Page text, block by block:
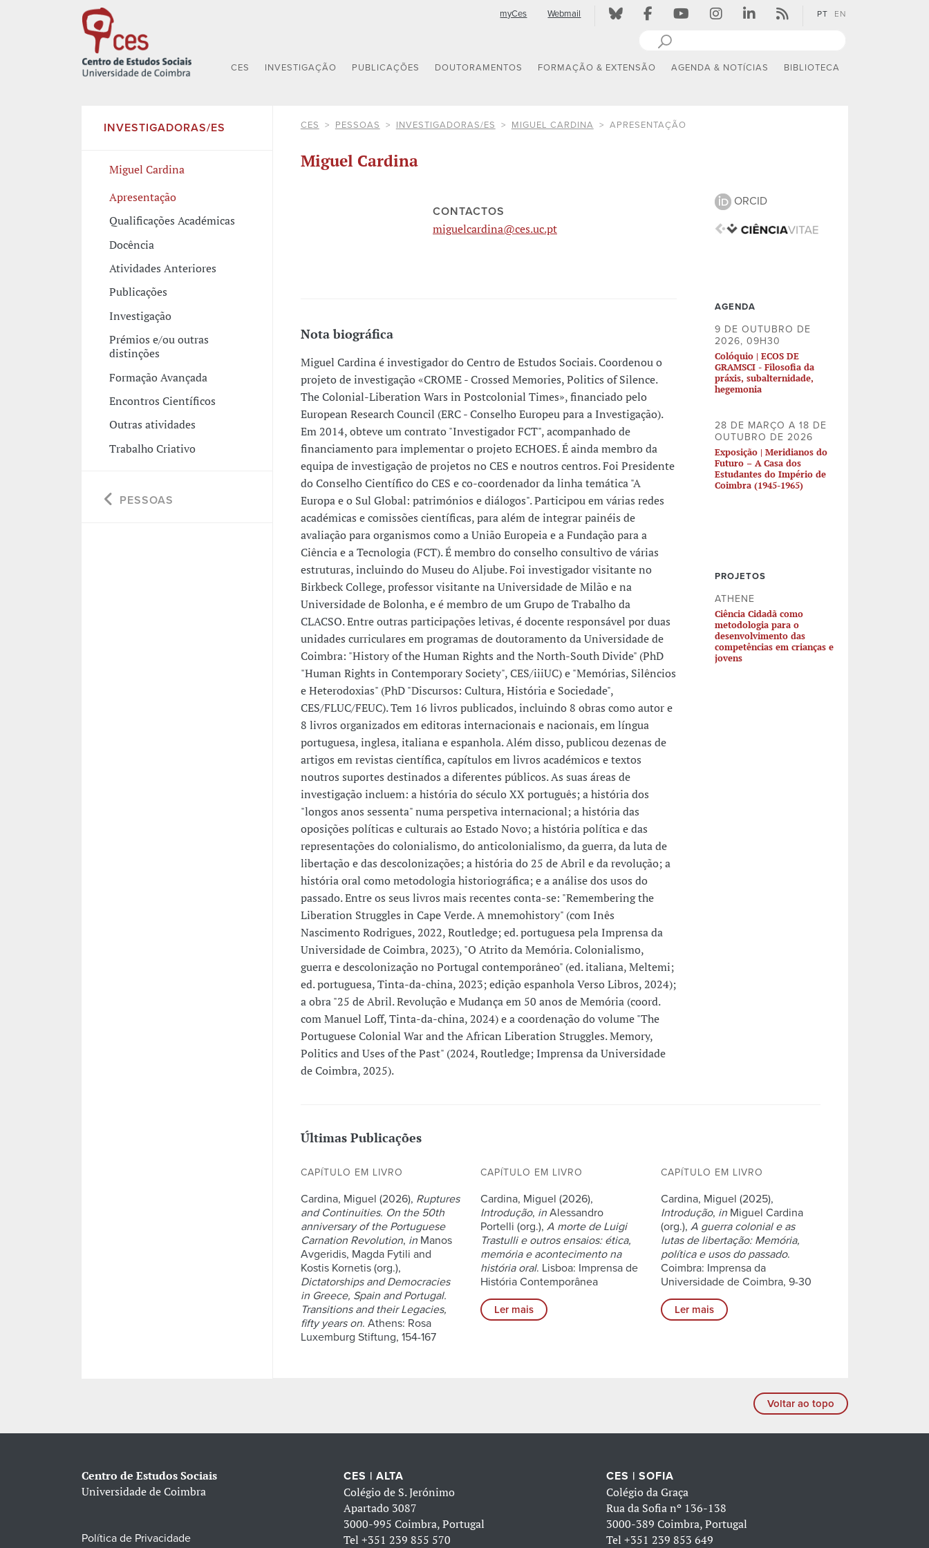
myCes Webmail PT EN
CES INVESTIGAÇÃO PUBLICAÇÕES DOUTORAMENTOS FORMAÇÃO & EXTENSÃO AGENDA & NOTÍCIAS BIBLIOTECA
INVESTIGADORAS/ES
Miguel Cardina
Apresentação
Qualificações Académicas
Docência
Atividades Anteriores
Publicações
Investigação
Prémios e/ou outras
distinções
Formação Avançada
Encontros Científicos
Outras atividades
Trabalho Criativo
PESSOAS
CES PESSOAS INVESTIGADORAS/ES MIGUEL CARDINA APRESENTAÇÃO
Miguel Cardina
CONTACTOS
miguelcardina@ces.uc.pt
Nota biográfica
Miguel Cardina é investigador do Centro de Estudos Sociais. Coordenou o
projeto de investigação «CROME - Crossed Memories, Politics of Silence.
The Colonial-Liberation Wars in Postcolonial Times», financiado pelo
European Research Council (ERC - Conselho Europeu para a Investigação).
Em 2014, obteve um contrato "Investigador FCT", acompanhado de
financiamento para implementar o projeto ECHOES. É ainda membro da
equipa de investigação de projetos no CES e noutros centros. Foi Presidente
do Conselho Científico do CES e co-coordenador da linha temática "A
Europa e o Sul Global: patrimónios e diálogos". Participou em várias redes
académicas e comissões científicas, para além de integrar painéis de
avaliação para organismos como a União Europeia e a Fundação para a
Ciência e a Tecnologia (FCT). É membro do conselho consultivo de várias
estruturas, incluindo do Museu do Aljube. Foi investigador visitante no
Birkbeck College, professor visitante na Universidade de Milão e na
Universidade de Bolonha, e é membro de um Grupo de Trabalho da
CLACSO. Entre outras participações letivas, é docente responsável por duas
unidades curriculares em programas de doutoramento da Universidade de
Coimbra: "History of the Human Rights and the North-South Divide" (PhD
"Human Rights in Contemporary Society", CES/iiiUC) e "Memórias, Silêncios
e Heterodoxias" (PhD "Discursos: Cultura, História e Sociedade",
CES/FLUC/FEUC). Tem 16 livros publicados, incluindo 8 obras como autor e
8 livros organizados em editoras internacionais e nacionais, em língua
portuguesa, inglesa, italiana e espanhola. Além disso, publicou dezenas de
artigos em revistas científica, capítulos em livros académicos e textos
noutros suportes destinados a diferentes públicos. As suas áreas de
investigação incluem: a história do século XX português; a história dos
"longos anos sessenta" numa perspetiva internacional; a história das
oposições políticas e culturais ao Estado Novo; a história política e das
representações do colonialismo, do anticolonialismo, da guerra, da luta de
libertação e das descolonizações; a história do 25 de Abril e da revolução; a
história oral como metodologia historiográfica; e a análise dos usos do
passado. Entre os seus livros mais recentes conta-se: "Remembering the
Liberation Struggles in Cape Verde. A mnemohistory" (com Inês
Nascimento Rodrigues, 2022, Routledge; ed. portuguesa pela Imprensa da
Universidade de Coimbra, 2023), "O Atrito da Memória. Colonialismo,
guerra e descolonização no Portugal contemporâneo" (ed. italiana, Meltemi;
ed. portuguesa, Tinta-da-china, 2023; edição espanhola Verso Libros, 2024);
a obra "25 de Abril. Revolução e Mudança em 50 anos de Memória (coord.
com Manuel Loff, Tinta-da-china, 2024) e a coordenação do volume "The
Portuguese Colonial War and the African Liberation Struggles. Memory,
Politics and Uses of the Past" (2024, Routledge; Imprensa da Universidade
de Coimbra, 2025).
ORCID
AGENDA
9 DE OUTUBRO DE
2026, 09H30
Colóquio | ECOS DE
GRAMSCI - Filosofia da
práxis, subalternidade,
hegemonia
28 DE MARÇO A 18 DE
OUTUBRO DE 2026
Exposição | Meridianos do
Futuro – A Casa dos
Estudantes do Império de
Coimbra (1945-1965)
PROJETOS
ATHENE
Ciência Cidadã como
metodologia para o
desenvolvimento das
competências em crianças e
jovens
Últimas Publicações
CAPÍTULO EM LIVRO
Cardina, Miguel (2026), Ruptures
and Continuities. On the 50th
anniversary of the Portuguese
Carnation Revolution, inManos
Avgeridis, Magda Fytili and
Kostis Kornetis (org.),
Dictatorships and Democracies
in Greece, Spain and Portugal.
Transitions and their Legacies,
fifty years on. Athens: Rosa
Luxemburg Stiftung, 154-167
CAPÍTULO EM LIVRO
Cardina, Miguel (2026),
Introdução, in Alessandro
Portelli (org.),A morte de Luigi
Trastulli e outros ensaios: ética,
memória e acontecimento na
história oral. Lisboa: Imprensa de
História Contemporânea
Ler mais
CAPÍTULO EM LIVRO
Cardina, Miguel (2025),
Introdução, inMiguel Cardina
(org.), A guerra colonial e as
lutas de libertação: Memória,
política e usos do passado.
Coimbra: Imprensa da
Universidade de Coimbra, 9-30
Ler mais
Voltar ao topo
Centro de Estudos Sociais
Universidade de Coimbra
Política de Privacidade
CES | ALTA
Colégio de S. Jerónimo
Apartado 3087
3000-995 Coimbra, Portugal
Tel+351 239 855 570
CES | SOFIA
Colégio da Graça
Rua da Sofia nº 136-138
3000-389 Coimbra, Portugal
Tel +351 239 853 649